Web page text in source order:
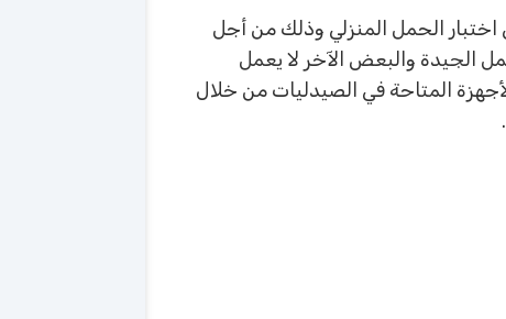
الحمل المنزلي وذلك من أجل
الجيدة والبعض الآخر لا يعمل
المتاحة في الصيدليات من خلال